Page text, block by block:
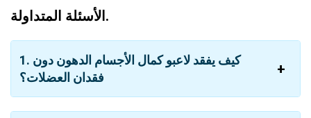
الأسئلة المتداولة.
1. كيف يفقد لاعبو كمال الأجسام الدهون دون
فقدان العضلات؟